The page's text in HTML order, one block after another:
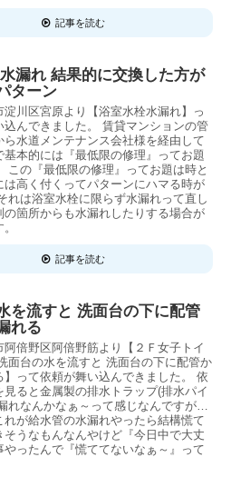
記事を読む
漏れ 結果的に交換した方が
ターン
淀川区宮原より【浴室水栓水漏れ】っ
込んできました。 賃貸マンションの管
ら水道メンテナンス会社様を経由して
基本的には『最低限の修理』ってお題
この『最低限の修理』ってお題は時と
は高く付くってパターンにハマる時が
れは浴室水栓に限らず水漏れって直し
の箇所からも水漏れしたりする場合が
記事を読む
を流すと 洗面台の下に配管
れる
阿倍野区阿倍野筋より【２Ｆ女子トイ
面台の水を流すと 洗面台の下に配管か
】って依頼が舞い込んできました。 依
見ると金属製の排水トラップ(排水パイ
れなんかなぁ～って感じなんですが…
れが給水管の水漏れやったら結構慌て
そうなもんなんやけど『今日中で大丈
やったんで『慌ててないなぁ～』って